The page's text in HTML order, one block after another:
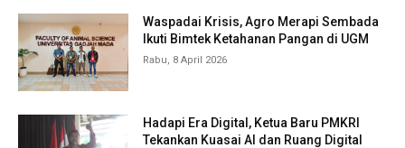
Waspadai Krisis, Agro Merapi Sembada
Ikuti Bimtek Ketahanan Pangan di UGM
Rabu, 8 April 2026
Hadapi Era Digital, Ketua Baru PMKRI
Tekankan Kuasai AI dan Ruang Digital